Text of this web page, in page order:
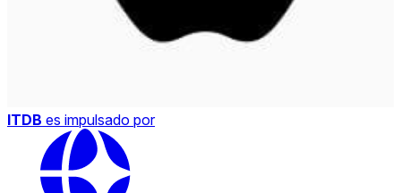
ITDB es impulsado por